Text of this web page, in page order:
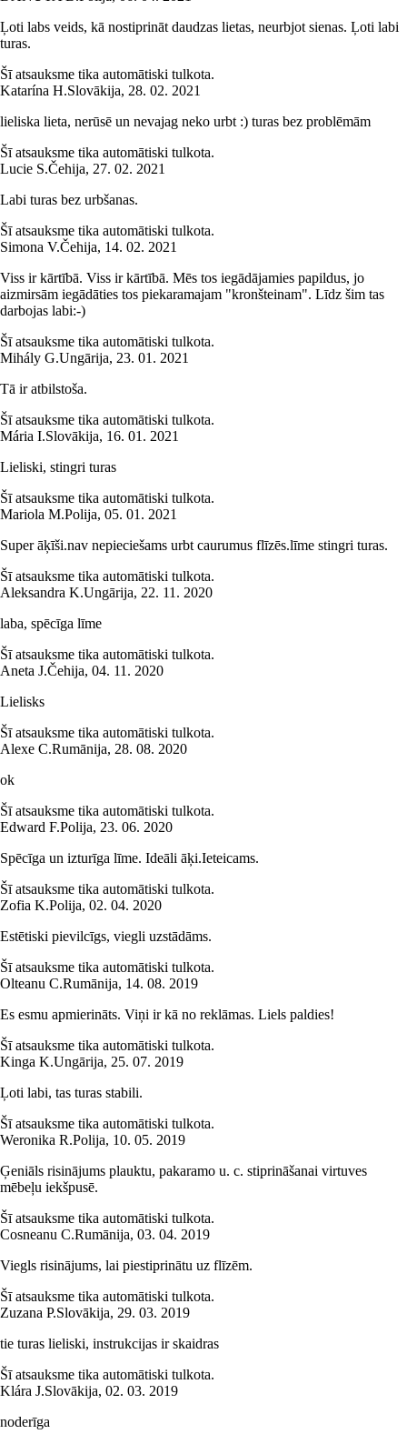
Ļoti labs veids, kā nostiprināt daudzas lietas, neurbjot sienas. Ļoti labi
turas.
Šī atsauksme tika automātiski tulkota.
Katarína H.Slovākija, 28. 02. 2021
lieliska lieta, nerūsē un nevajag neko urbt :) turas bez problēmām
Šī atsauksme tika automātiski tulkota.
Lucie S.Čehija, 27. 02. 2021
Labi turas bez urbšanas.
Šī atsauksme tika automātiski tulkota.
Simona V.Čehija, 14. 02. 2021
Viss ir kārtībā. Viss ir kārtībā. Mēs tos iegādājamies papildus, jo
aizmirsām iegādāties tos piekaramajam "kronšteinam". Līdz šim tas
darbojas labi:-)
Šī atsauksme tika automātiski tulkota.
Mihály G.Ungārija, 23. 01. 2021
Tā ir atbilstoša.
Šī atsauksme tika automātiski tulkota.
Mária I.Slovākija, 16. 01. 2021
Lieliski, stingri turas
Šī atsauksme tika automātiski tulkota.
Mariola M.Polija, 05. 01. 2021
Super āķīši.nav nepieciešams urbt caurumus flīzēs.līme stingri turas.
Šī atsauksme tika automātiski tulkota.
Aleksandra K.Ungārija, 22. 11. 2020
laba, spēcīga līme
Šī atsauksme tika automātiski tulkota.
Aneta J.Čehija, 04. 11. 2020
Lielisks
Šī atsauksme tika automātiski tulkota.
Alexe C.Rumānija, 28. 08. 2020
ok
Šī atsauksme tika automātiski tulkota.
Edward F.Polija, 23. 06. 2020
Spēcīga un izturīga līme. Ideāli āķi.Ieteicams.
Šī atsauksme tika automātiski tulkota.
Zofia K.Polija, 02. 04. 2020
Estētiski pievilcīgs, viegli uzstādāms.
Šī atsauksme tika automātiski tulkota.
Olteanu C.Rumānija, 14. 08. 2019
Es esmu apmierināts. Viņi ir kā no reklāmas. Liels paldies!
Šī atsauksme tika automātiski tulkota.
Kinga K.Ungārija, 25. 07. 2019
Ļoti labi, tas turas stabili.
Šī atsauksme tika automātiski tulkota.
Weronika R.Polija, 10. 05. 2019
Ģeniāls risinājums plauktu, pakaramo u. c. stiprināšanai virtuves
mēbeļu iekšpusē.
Šī atsauksme tika automātiski tulkota.
Cosneanu C.Rumānija, 03. 04. 2019
Viegls risinājums, lai piestiprinātu uz flīzēm.
Šī atsauksme tika automātiski tulkota.
Zuzana P.Slovākija, 29. 03. 2019
tie turas lieliski, instrukcijas ir skaidras
Šī atsauksme tika automātiski tulkota.
Klára J.Slovākija, 02. 03. 2019
noderīga